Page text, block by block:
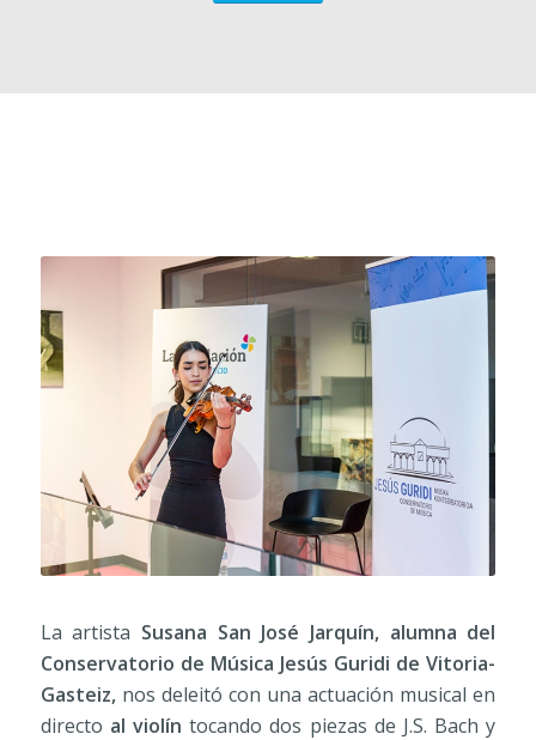
La artista Susana San José Jarquín, alumna del
Conservatorio de Música Jesús Guridi de Vitoria-
Gasteiz, nos deleitó con una actuación musical en
directo al violín tocando dos piezas de J.S. Bach y